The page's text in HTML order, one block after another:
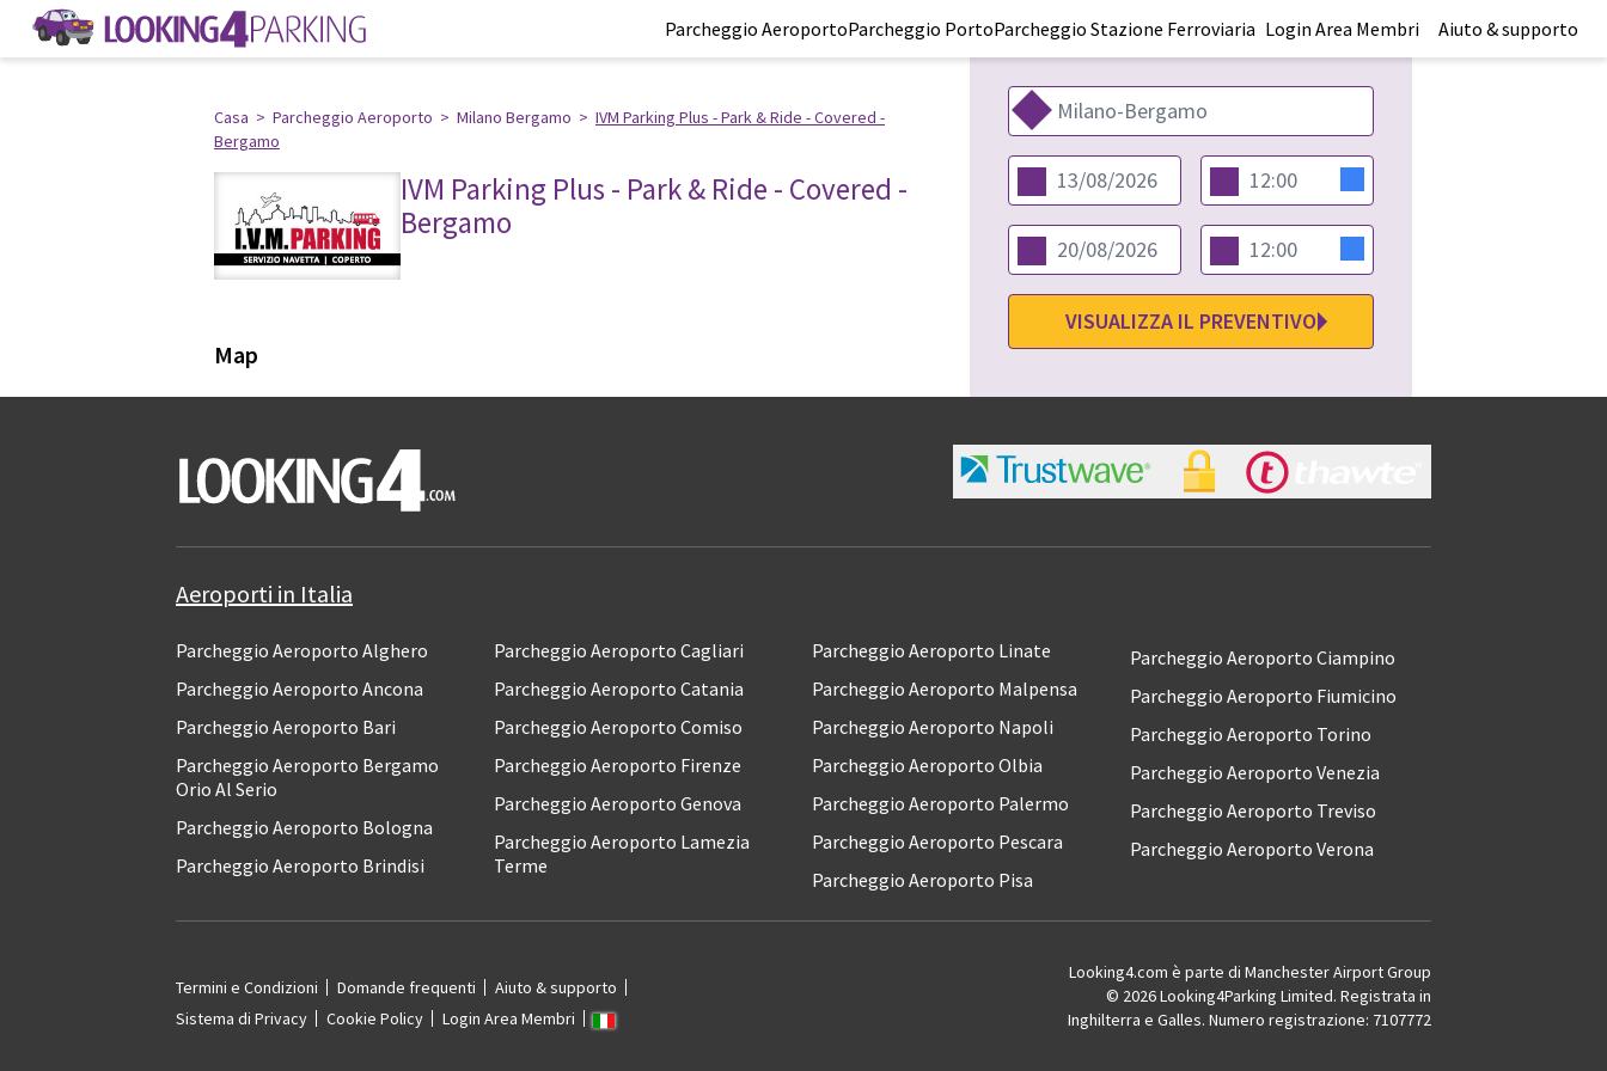
Parcheggio AeroportoParcheggio PortoParcheggio Stazione Ferroviaria Login Area Membri Aiuto & supporto
Casa > Parcheggio Aeroporto > Milano Bergamo > IVM Parking Plus - Park & Ride - Covered -
Bergamo
IVM Parking Plus - Park & Ride - Covered -
Bergamo
le recensioni dei clienti
Map
VISUALIZZA IL PREVENTIVO
Aeroporti in Italia
Parcheggio Aeroporto Alghero
Parcheggio Aeroporto Ancona
Parcheggio Aeroporto Bari
Parcheggio Aeroporto Bergamo
Orio Al Serio
Parcheggio Aeroporto Bologna
Parcheggio Aeroporto Brindisi
Parcheggio Aeroporto Cagliari
Parcheggio Aeroporto Catania
Parcheggio Aeroporto Comiso
Parcheggio Aeroporto Firenze
Parcheggio Aeroporto Genova
Parcheggio Aeroporto Lamezia
Terme
Parcheggio Aeroporto Linate
Parcheggio Aeroporto Malpensa
Parcheggio Aeroporto Napoli
Parcheggio Aeroporto Olbia
Parcheggio Aeroporto Palermo
Parcheggio Aeroporto Pescara
Parcheggio Aeroporto Pisa
Parcheggio Aeroporto Ciampino
Parcheggio Aeroporto Fiumicino
Parcheggio Aeroporto Torino
Parcheggio Aeroporto Venezia
Parcheggio Aeroporto Treviso
Parcheggio Aeroporto Verona
Termini e Condizioni Domande frequenti
Aiuto & supporto
Sistema di Privacy
Cookie Policy Login Area Membri
Looking4.com è parte di Manchester Airport Group
© 2026 Looking4Parking Limited. Registrata in
Inghilterra e Galles. Numero registrazione: 7107772